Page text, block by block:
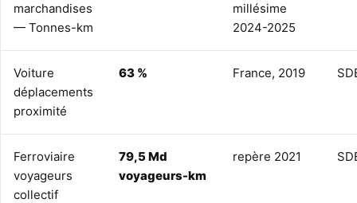
marchandises
— Tonnes-km
millésime
2024-2025
Voiture
déplacements
proximité
63 % France, 2019
Ferroviaire
voyageurs
collectif
79,5 Md
voyageurs-km
repère 2021